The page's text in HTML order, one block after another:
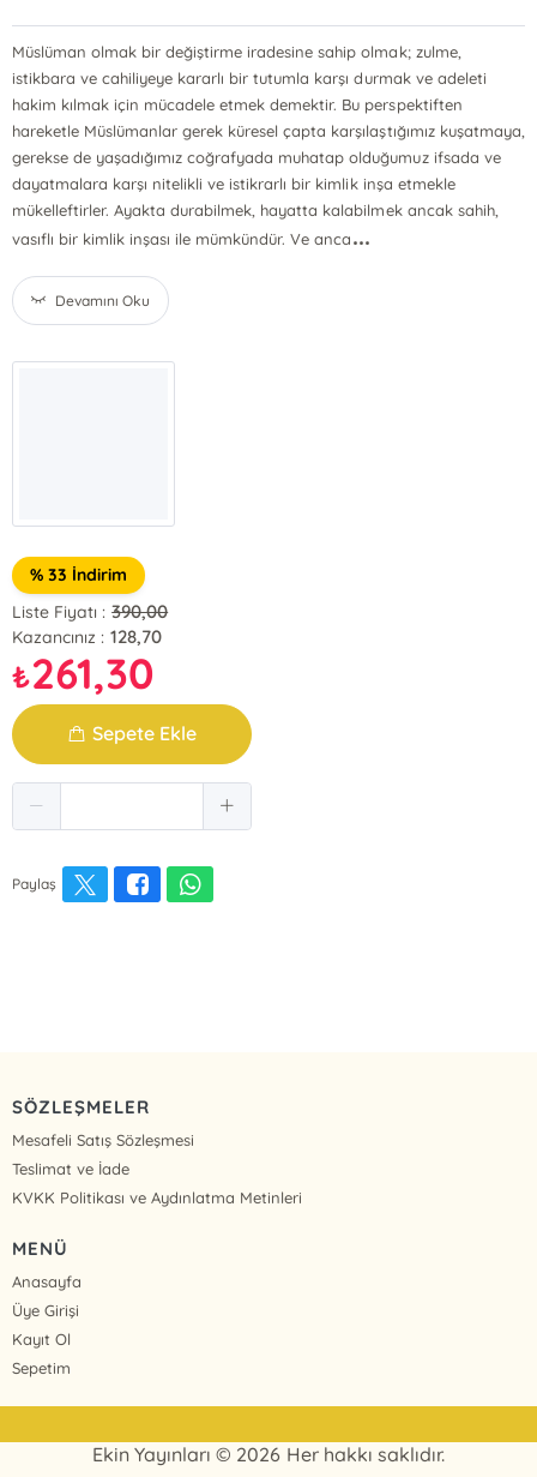
Müslüman olmak bir değiştirme iradesine sahip olmak; zulme,
istikbara ve cahiliyeye kararlı bir tutumla karşı durmak ve adeleti
hakim kılmak için mücadele etmek demektir. Bu perspektiften
hareketle Müslümanlar gerek küresel çapta karşılaştığımız kuşatmaya,
gerekse de yaşadığımız coğrafyada muhatap olduğumuz ifsada ve
dayatmalara karşı nitelikli ve istikrarlı bir kimlik inşa etmekle
mükelleftirler. Ayakta durabilmek, hayatta kalabilmek ancak sahih,
vasıflı bir kimlik inşası ile mümkündür. Ve anca...
Devamını Oku
% 33 İndirim
Liste Fiyatı : 390,00
Kazancınız : 128,70
₺261,30
Sepete Ekle
Paylaş
SÖZLEŞMELER
Mesafeli Satış Sözleşmesi
Teslimat ve İade
KVKK Politikası ve Aydınlatma Metinleri
MENÜ
Anasayfa
Üye Girişi
Kayıt Ol
Sepetim
Ekin Yayınları © 2026 Her hakkı saklıdır.